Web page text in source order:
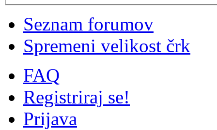
Seznam forumov
Spremeni velikost črk
FAQ
Registriraj se!
Prijava